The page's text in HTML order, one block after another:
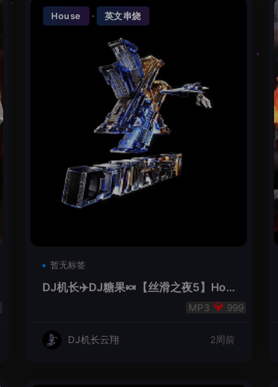
House · 英文串烧
暂无标签
DJ机长✈️DJ糖果🍬【丝滑之夜5】Hou
999
DJ机长云翔 2周前